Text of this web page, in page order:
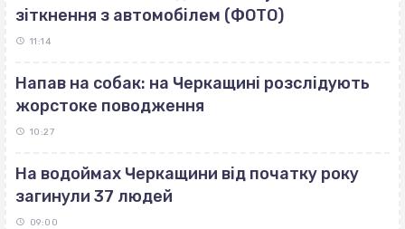
зіткнення з автомобілем (ФОТО)
11:14
Напав на собак: на Черкащині розслідують
жорстоке поводження
10:27
На водоймах Черкащини від початку року
загинули 37 людей
09:00